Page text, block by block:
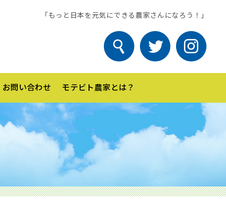
「もっと日本を元気にできる農家さんになろう！」
お問い合わせ モテビト農家とは？